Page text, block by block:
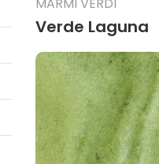
Verde Laguna